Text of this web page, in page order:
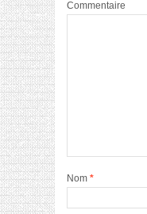
Commentaire
Nom *